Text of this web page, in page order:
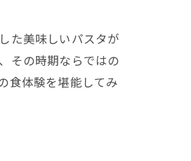
た美味しいパスタが
その時期ならではの
食体験を堪能してみ